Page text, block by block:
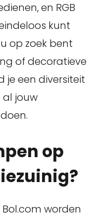
en RGB
kunt
op zoek bent
of decoratieve
je een diversiteit
al jouw
op
worden